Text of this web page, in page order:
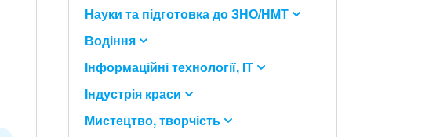
Науки та підготовка до ЗНО/НМТ
Водіння
Інформаційні технології, IT
Індустрія краси
Мистецтво, творчість